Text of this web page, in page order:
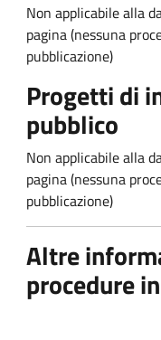
Non applicabile alla
pagina (nessuna
pubblicazione)
Progetti di
pubblico
Non applicabile alla
pagina (nessuna
pubblicazione)
Altre
procedure